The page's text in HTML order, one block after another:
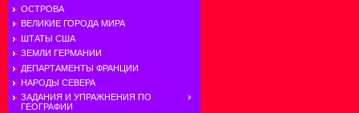
ОСТРОВА
ВЕЛИКИЕ ГОРОДА МИРА
ШТАТЫ США
ЗЕМЛИ ГЕРМАНИИ
ДЕПАРТАМЕНТЫ ФРАНЦИИ
НАРОДЫ СЕВЕРА
ЗАДАНИЯ И УПРАЖНЕНИЯ ПО
ГЕОГРАФИИ